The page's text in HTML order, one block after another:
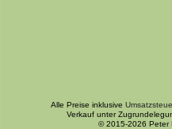
Alle Preise inklusive
Verkauf unter
© 2015-2026 Peter